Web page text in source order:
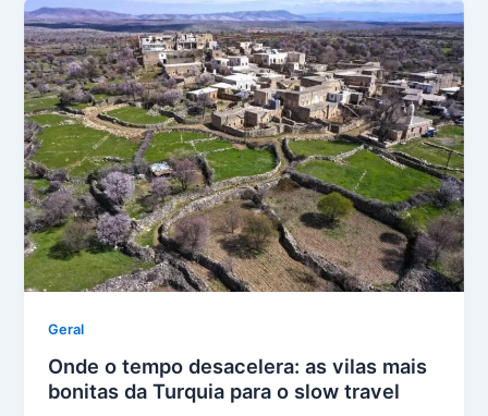
Geral
Onde o tempo desacelera: as vilas mais
bonitas da Turquia para o slow travel